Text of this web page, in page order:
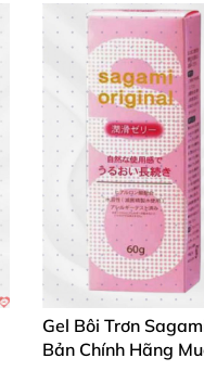
Gel Bôi Trơn
Bản Chính Hãng